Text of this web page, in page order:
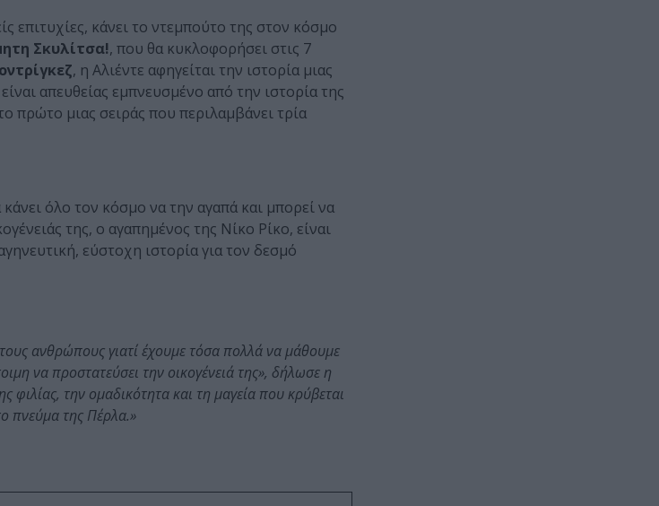
επιτυχίες, κάνει το ντεμπούτο της στον κόσμο
Σκυλίτσα!, που θα κυκλοφορήσει στις 7
, η Αλιέντε αφηγείται την ιστορία μιας
απευθείας εμπνευσμένο από την ιστορία της
πρώτο μιας σειράς που περιλαμβάνει τρία
όλο τον κόσμο να την αγαπά και μπορεί να
της, ο αγαπημένος της Νίκο Ρίκο, είναι
εύστοχη ιστορία για τον δεσμό
ανθρώπους γιατί έχουμε τόσα πολλά να μάθουμε
να προστατεύσει την οικογένειά της», δήλωσε η
φιλίας, την ομαδικότητα και τη μαγεία που κρύβεται
πνεύμα της Πέρλα.»